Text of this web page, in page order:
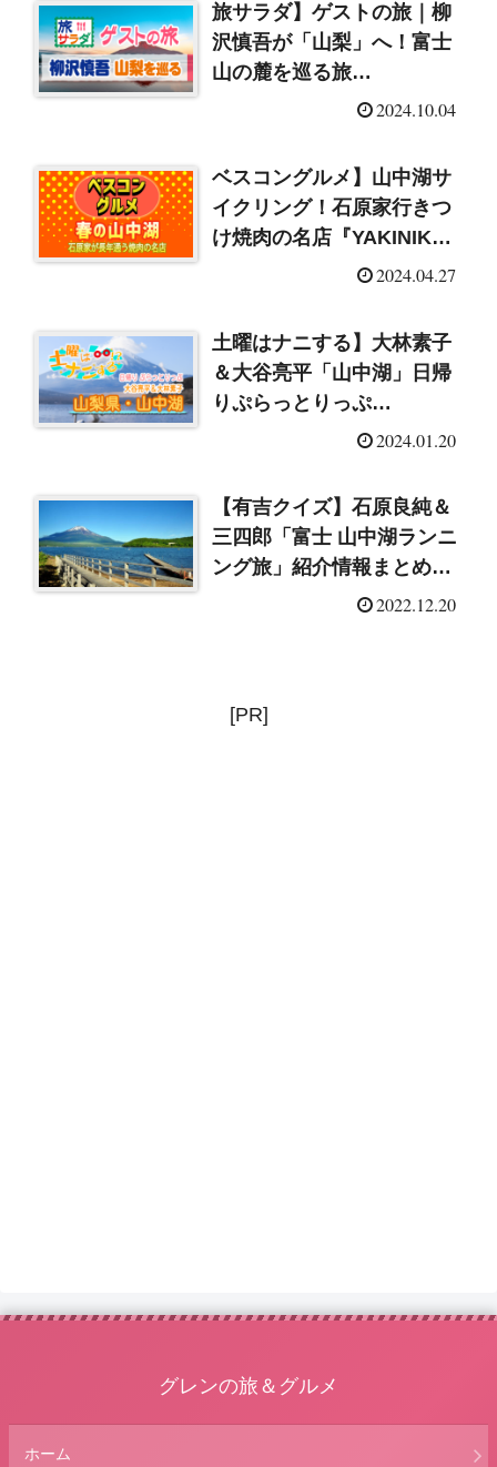
旅サラダ】ゲストの旅｜柳
沢慎吾が「山梨」へ！富士
山の麓を巡る旅
2024.10.04
ベスコングルメ】山中湖サ
イクリング！石原家行きつ
け焼肉の名店『YAKINIKU
竜ヶ丘』（2024/4/28）
2024.04.27
土曜はナニする】大林素子
＆大谷亮平「山中湖」日帰
りぷらっとりっぷ
2024.01.20
【有吉クイズ】石原良純＆
三四郎「富士 山中湖ランニ
ング旅」紹介情報まとめ
2022.12.20
[PR]
グレンの旅＆グルメ
ホーム